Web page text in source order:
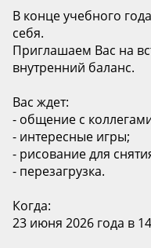
В конце учебного
себя.
Приглашаем Вас на
внутренний баланс.
Вас ждет:
- общение с
- интересные игры;
- рисование для
- перезагрузка.
Когда:
23 июня 2026 года в